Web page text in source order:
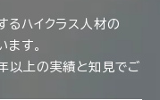
るハイクラス人材の
ます。
以上の実績と知見でご